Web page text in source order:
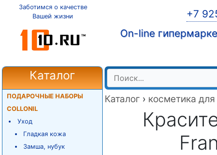
Заботимся о качестве
Вашей жизни
+7
On-line
Каталог
ПОДАРОЧНЫЕ НАБОРЫ
COLLONIL
Уход
Гладкая кожа
Замша, нубук
Каталог › косметика